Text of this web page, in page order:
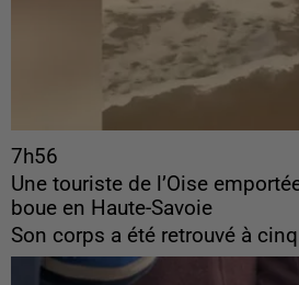
7h56
Une touriste de l’Oise
boue en Haute-Savoie
Son corps a été retrouvé à